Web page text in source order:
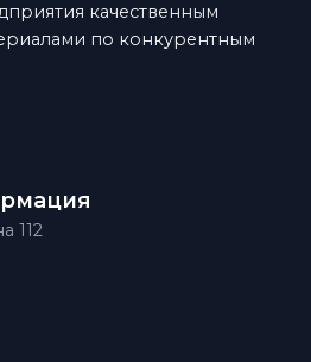
качественным
по конкурентным
112